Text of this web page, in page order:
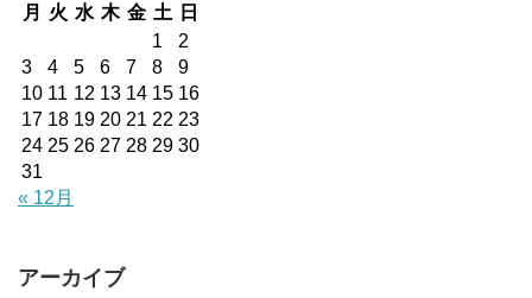
月
火 水 木 金 土
日
1
2
3
4 5 6 7 8
9
10 11 12 13 14 15 16
17 18 19 20 21 22 23
24 25 26 27 28 29 30
31
« 12月
アーカイブ